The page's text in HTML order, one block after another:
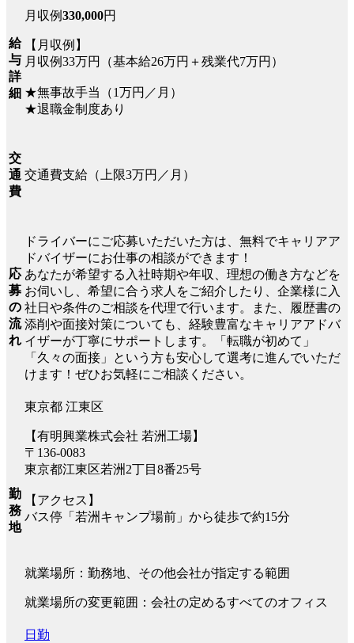
給
与
詳
細
月収例330,000円
【月収例】
月収例33万円（基本給26万円＋残業代7万円）
★無事故手当（1万円／月）
★退職金制度あり
交
通
費
交通費支給（上限3万円／月）
応
募
の
流
れ
ドライバーにご応募いただいた方は、無料でキャリアア
ドバイザーにお仕事の相談ができます！
あなたが希望する入社時期や年収、理想の働き方などを
お伺いし、希望に合う求人をご紹介したり、企業様に入
社日や条件のご相談を代理で行います。また、履歴書の
添削や面接対策についても、経験豊富なキャリアアドバ
イザーが丁寧にサポートします。「転職が初めて」
「久々の面接」という方も安心して選考に進んでいただ
けます！ぜひお気軽にご相談ください。
勤
務
地
東京都 江東区
【有明興業株式会社 若洲工場】
〒136-0083
東京都江東区若洲2丁目8番25号
【アクセス】
バス停「若洲キャンプ場前」から徒歩で約15分
就業場所：勤務地、その他会社が指定する範囲
就業場所の変更範囲：会社の定めるすべてのオフィス
日勤